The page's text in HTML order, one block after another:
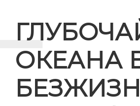
ОКЕАНА